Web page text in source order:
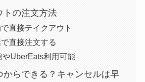
トの注文方法
直接テイクアウト
直接注文する
やUberEats利用可能
からできる？キャンセルは早